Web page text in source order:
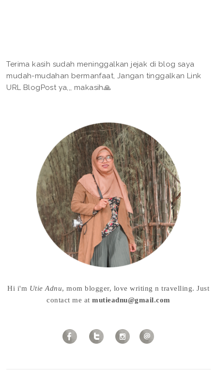
Terima kasih sudah meninggalkan jejak di blog saya
mudah-mudahan bermanfaat, Jangan tinggalkan Link
URL BlogPost ya,,, makasih🙏
Hi i'm Utie Adnu, mom blogger, love writing n travelling. Just
contact me atmutieadnu@gmail.com